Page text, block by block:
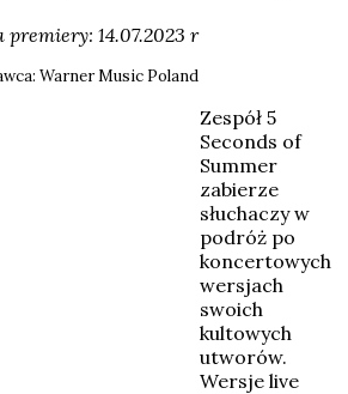
premiery: 14.07.2023 r
Warner Music Poland
Zespół 5
Seconds of
Summer
zabierze
słuchaczy w
podróż po
koncertowych
wersjach
swoich
kultowych
utworów.
Wersje live